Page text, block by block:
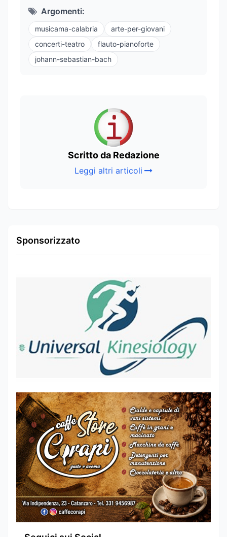
Argomenti:
musicama-calabria
arte-per-giovani
concerti-teatro
flauto-pianoforte
johann-sebastian-bach
Scritto da Redazione
Leggi altri articoli
Sponsorizzato